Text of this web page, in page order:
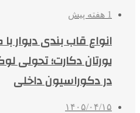
1 هفته پیش
انواع قاب بندی دیوار
یورتان دکارت؛ تحولی
در دکوراسیون داخلی
۱۴۰۵/۰۴/۱۵